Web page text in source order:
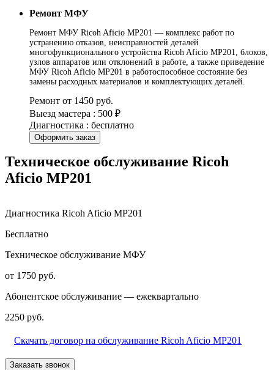
Ремонт МФУ
Ремонт МФУ Ricoh Aficio MP201 — комплекс работ по
устранению отказов, неисправностей деталей
многофункционального устройства Ricoh Aficio MP201, блоков,
узлов аппаратов или отклонений в работе, а также приведение
МФУ Ricoh Aficio MP201 в работоспособное состояние без
замены расходных материалов и комплектующих деталей.
Ремонт от 1450 руб.
Выезд мастера : 500 ₽
Диагностика : бесплатно
Оформить заказ
Техническое обслуживание Ricoh
Aficio MP201
Диагностика Ricoh Aficio MP201
Бесплатно
Техническое обслуживание МФУ
от 1750 руб.
Абонентское обслуживание — ежеквартально
2250 руб.
Скачать договор на обслуживание Ricoh Aficio MP201
Заказать звонок